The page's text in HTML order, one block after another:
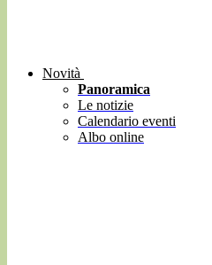
Novità
Panoramica
Le notizie
Calendario eventi
Albo online